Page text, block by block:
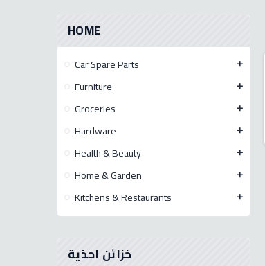
HOME
Car Spare Parts add
Furniture add
Groceries add
Hardware add
Health & Beauty add
Home & Garden add
Kitchens & Restaurants add
خزائن احذية